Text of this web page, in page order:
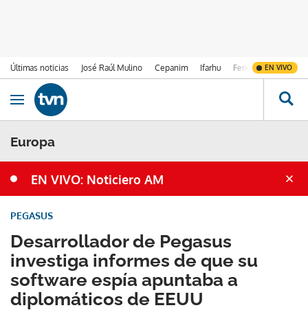
Últimas noticias José Raúl Mulino Cepanim Ifarhu Fenómeno de El
EN VIVO
Ir al contenido
Obrir navegació
Europa
EN VIVO: Noticiero AM
Desarrollador de Pegasus
investiga informes de que su
software espía apuntaba a
diplomáticos de EEUU
PEGASUS